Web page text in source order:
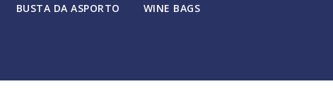
BUSTA DA ASPORTO WINE BAGS